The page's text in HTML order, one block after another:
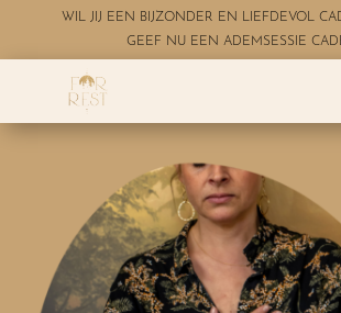
WIL JIJ EEN BIJZONDER EN LIEFDEVOL
GEEF NU EEN ADEMSESSIE